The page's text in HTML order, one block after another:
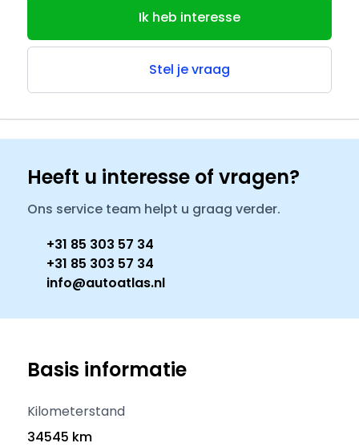
Ik heb interesse
Stel je vraag
Heeft u interesse of vragen?
Ons service team helpt u graag verder.
+31 85 303 57 34
+31 85 303 57 34
info@autoatlas.nl
Basis informatie
Kilometerstand
34545 km